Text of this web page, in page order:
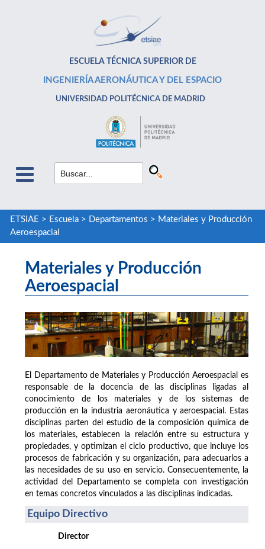
ESCUELA TÉCNICA SUPERIOR DE
INGENIERÍA AERONÁUTICA Y DEL ESPACIO
UNIVERSIDAD POLITÉCNICA DE MADRID
ETSIAE > Escuela> Departamentos > Materiales y Producción
Aeroespacial
Materiales y Producción
Aeroespacial
El Departamento de Materiales y Producción Aeroespacial es
responsable de la docencia de las disciplinas ligadas al
conocimiento de los materiales y de los sistemas de
producción en la industria aeronáutica y aeroespacial. Estas
disciplinas parten del estudio de la composición química de
los materiales, establecen la relación entre su estructura y
propiedades, y optimizan el ciclo productivo, que incluye los
procesos de fabricación y su organización, para adecuarlos a
las necesidades de su uso en servicio. Consecuentemente, la
actividad del Departamento se completa con investigación
en temas concretos vinculados a las disciplinas indicadas.
Equipo Directivo
Director